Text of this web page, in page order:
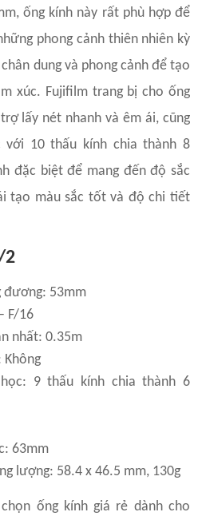
ống kính này rất phù hợp để
phong cảnh thiên nhiên kỳ
dung và phong cảnh để tạo
xúc. Fujifilm trang bị cho ống
lấy nét nhanh và êm ái, cũng
với 10 thấu kính chia thành 8
đặc biệt để mang đến độ sắc
tạo màu sắc tốt và độ chi tiết
2
đương: 53mm
F/16
nhất: 0.35m
Không
9 thấu kính chia thành 6
63mm
lượng: 58.4 x 46.5 mm, 130g
ống kính giá rẻ dành cho